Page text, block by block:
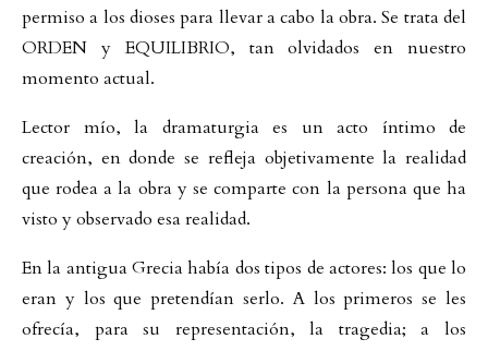
permiso a los dioses para llevar a cabo la obra. Se trata del
ORDEN y EQUILIBRIO, tan olvidados en nuestro
momento actual.
Lector mío, la dramaturgia es un acto íntimo de
creación, en donde se refleja objetivamente la realidad
que rodea a la obra y se comparte con la persona que ha
visto y observado esa realidad.
En la antigua Grecia había dos tipos de actores: los que lo
eran y los que pretendían serlo. A los primeros se les
ofrecía, para su representación, la tragedia; a los